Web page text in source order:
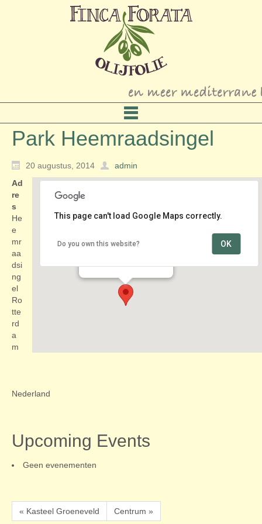
Park Heemraadsingel
20 augustus, 2014 admin
Park Heemraadsingel
This page can't load Google Maps correctly.
Do you own this website? OK
Ad
re
s
He
e
mr
aa
dsi
ng
el
Ro
tte
rd
a
m
Nederland
Upcoming Events
Geen evenementen
« Kasteel Groeneveld Centrum »